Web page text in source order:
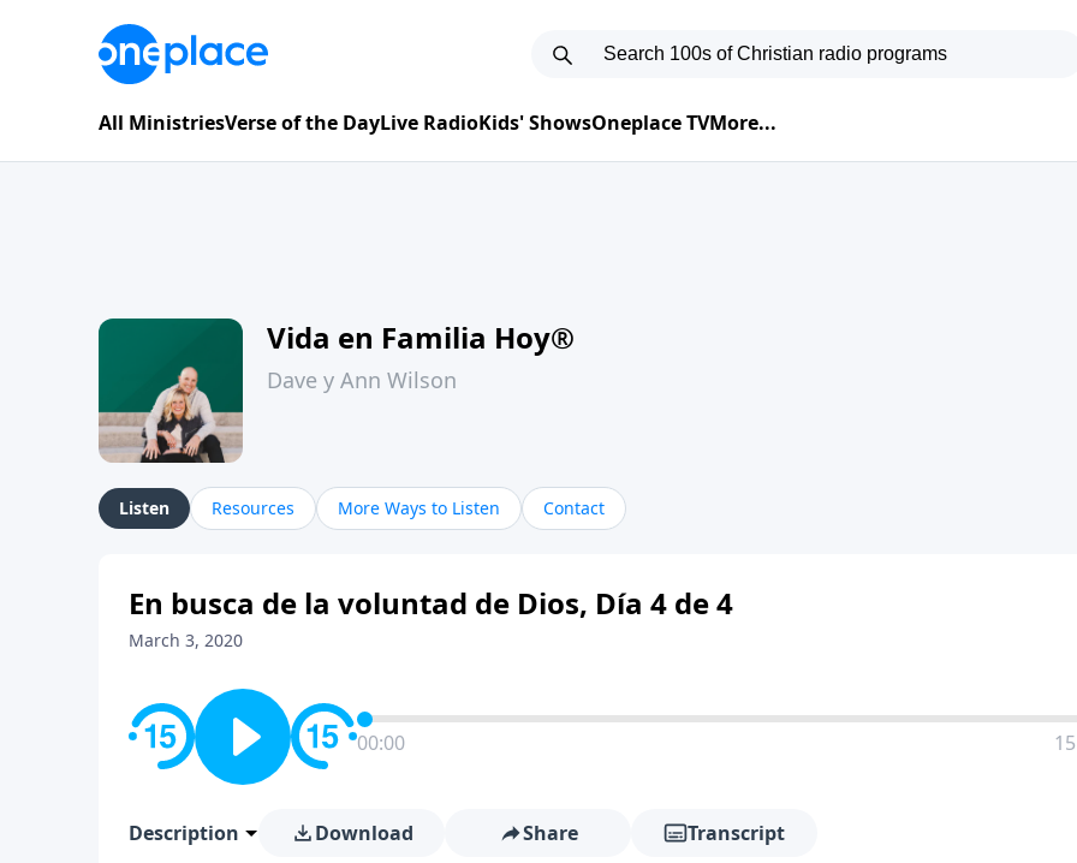
All MinistriesVerse of the DayLive RadioKids' ShowsOneplace TVMore...
Vida en Familia Hoy®
Dave y Ann Wilson
Listen Resources More Ways to Listen Contact
En busca de la voluntad de Dios, Día 4 de 4
March 3, 2020
00:00
Description Download Share Transcript